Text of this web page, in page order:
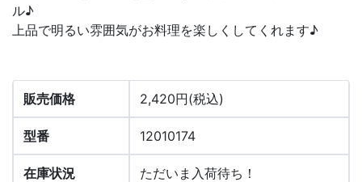
ル♪
上品で明るい雰囲気がお料理を楽しくしてくれます♪
販売価格 2,420円(税込)
型番 12010174
在庫状況 ただいま入荷待ち！